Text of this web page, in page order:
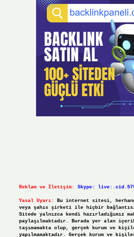
Reklam ve İletişim: Skype:
Yasal Uyarı:
Bu internet sitesi,
veya şahıs şirketi ile hiçbir bağlantısı
Sitede yalnızca kendi hazırladığımız
paylaşılmaktadır. Burada yer alan
taşımamakta olup, gerçek kurum ve
yapılmamaktadır. Gerçek kurum ve